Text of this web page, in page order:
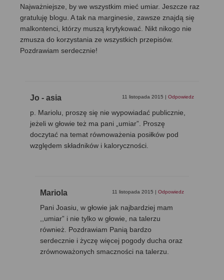
Najważniejsze, by we wszystkim mieć umiar. Jeszcze raz
gratuluję blogu. A tak na marginesie, zawsze znajdą się
malkontenci, którzy muszą krytykować. Nikt nikogo nie
zmusza do korzystania ze wszystkich przepisów.
Pozdrawiam serdecznie!
Jo - asia 11 listopada 2015 | Odpowiedz
p. Mariolu, proszę się nie wypowiadać publicznie,
jeżeli w głowie też ma pani „umiar”. Proszę
doczytać na temat równoważenia posiłków pod
względem składników i kaloryczności.
Mariola 11 listopada 2015 | Odpowiedz
Pani Joasiu, w głowie jak najbardziej mam
,,umiar” i nie tylko w głowie, na talerzu
również. Pozdrawiam Panią bardzo
serdecznie i życzę więcej pogody ducha oraz
zrównoważonych smaczności na talerzu.